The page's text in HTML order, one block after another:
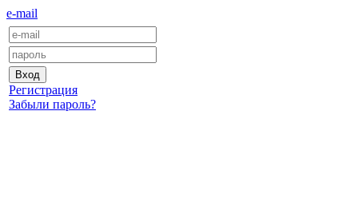
e-mail
Регистрация
Забыли пароль?